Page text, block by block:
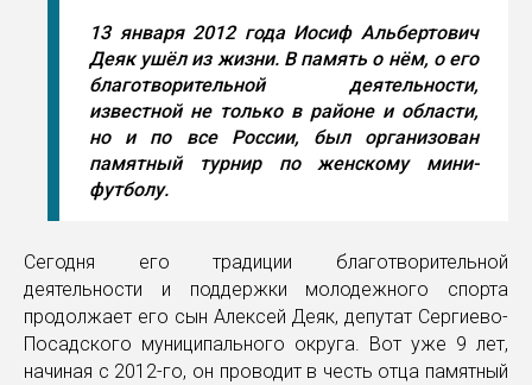
13 января 2012 года Иосиф Альбертович
Деяк ушёл из жизни. В память о нём, о его
благотворительной деятельности,
известной не только в районе и области,
но и по все России, был организован
памятный турнир по женскому мини-
футболу.
Сегодня его традиции благотворительной
деятельности и поддержки молодежного спорта
продолжает его сын Алексей Деяк, депутат Сергиево-
Посадского муниципального округа. Вот уже 9 лет,
начиная с 2012-го, он проводит в честь отца памятный